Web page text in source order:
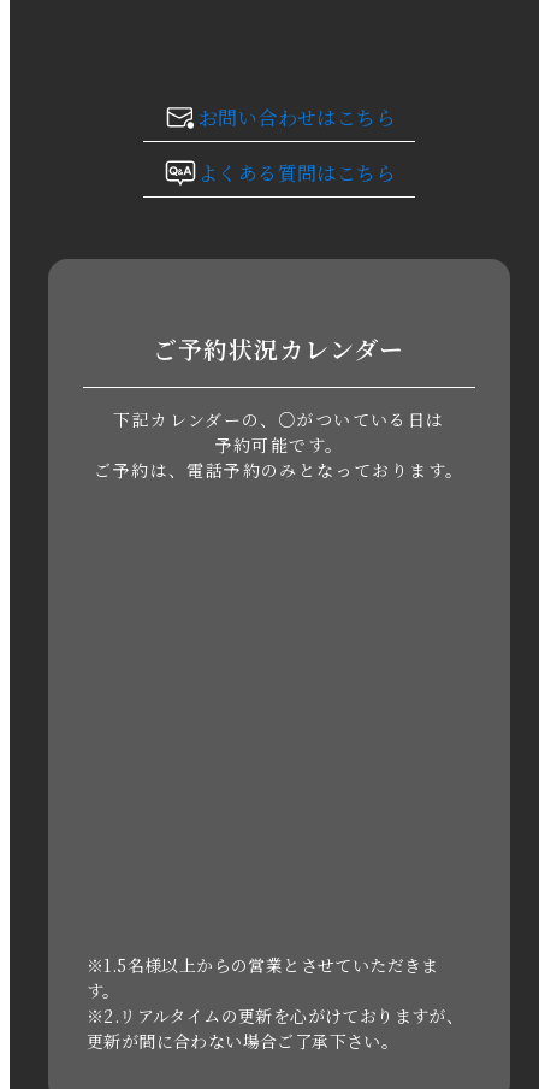
2023年10月
2023年8月
2023年5月
2021年3月
2020年11月
お問い合わせはこちら
よくある質問はこちら
ご予約状況カレンダー
下記カレンダーの、○がついている日は
予約可能です。
ご予約は、電話予約のみとなっております。
※1.5名様以上からの営業とさせていただきま
す。
※2.リアルタイムの更新を心がけておりますが、
更新が間に合わない場合ご了承下さい。